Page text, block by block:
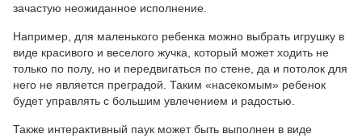
зачастую неожиданное исполнение.
Например, для маленького ребенка можно выбрать игрушку в
виде красивого и веселого жучка, который может ходить не
только по полу, но и передвигаться по стене, да и потолок для
него не является преградой. Таким «насекомым» ребенок
будет управлять с большим увлечением и радостью.
Также интерактивный паук может быть выполнен в виде